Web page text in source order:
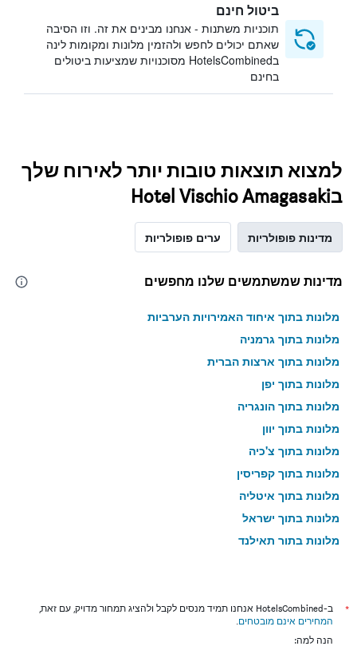
ביטול חינם
תוכניות משתנות - אנחנו מבינים את זה. וזו הסיבה
שאתם יכולים לחפש ולהזמין מלונות ומקומות לינה
בHotelsCombined מסוכנויות שמציעות ביטולים
בחינם
למצוא תוצאות טובות יותר לאירוח שלך
בHotel Vischio Amagasaki
מדינות פופולריות ערים פופולריות
מדינות שמשתמשים שלנו מחפשים
מלונות בתוך איחוד האמירויות הערביות
מלונות בתוך גרמניה
מלונות בתוך ארצות הברית
מלונות בתוך יפן
מלונות בתוך הונגריה
מלונות בתוך יוון
מלונות בתוך צ'כיה
מלונות בתוך קפריסין
מלונות בתוך איטליה
מלונות בתוך ישראל
מלונות בתוך תאילנד
*
ב-HotelsCombined אנחנו תמיד מנסים לקבל ולהציג תמחור מדויק, עם זאת,
המחירים אינם מובטחים.
הנה למה: